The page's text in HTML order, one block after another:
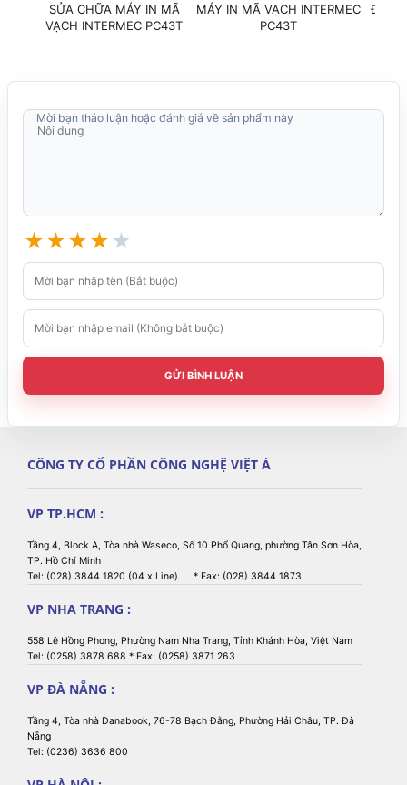
SỬA CHỮA MÁY IN MÃ
VẠCH INTERMEC PC43T
MÁY IN MÃ VẠCH INTERMEC
PC43T
ĐẦU
★★★★ ★
GỬI BÌNH LUẬN
Mời bạn thảo luận hoặc đánh giá về sản phẩm này
CÔNG TY CỔ PHẦN CÔNG NGHỆ VIỆT Á
VP TP.HCM :
Tầng 4, Block A, Tòa nhà Waseco, Số 10 Phổ Quang, phường Tân Sơn Hòa,
TP. Hồ Chí Minh
Tel: (028) 3844 1820 (04 x Line) * Fax: (028) 3844 1873
VP NHA TRANG :
558 Lê Hồng Phong, Phường Nam Nha Trang, Tỉnh Khánh Hòa, Việt Nam
Tel: (0258) 3878 688 * Fax: (0258) 3871 263
VP ĐÀ NẴNG :
Tầng 4, Tòa nhà Danabook, 76-78 Bạch Đằng, Phường Hải Châu, TP. Đà
Nẵng
Tel: (0236) 3636 800